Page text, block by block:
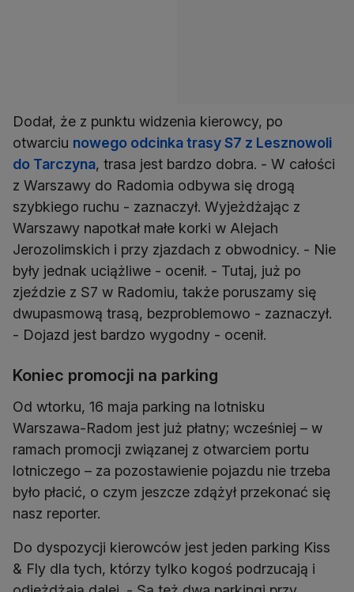
Dodał, że z punktu widzenia kierowcy, po
otwarciu nowego odcinka trasy S7 z Lesznowoli
do Tarczyna, trasa jest bardzo dobra. - W całości
z Warszawy do Radomia odbywa się drogą
szybkiego ruchu - zaznaczył. Wyjeżdżając z
Warszawy napotkał małe korki w Alejach
Jerozolimskich i przy zjazdach z obwodnicy. - Nie
były jednak uciążliwe - ocenił. - Tutaj, już po
zjeździe z S7 w Radomiu, także poruszamy się
dwupasmową trasą, bezproblemowo - zaznaczył.
- Dojazd jest bardzo wygodny - ocenił.
Koniec promocji na parking
Od wtorku, 16 maja parking na lotnisku
Warszawa-Radom jest już płatny; wcześniej – w
ramach promocji związanej z otwarciem portu
lotniczego – za pozostawienie pojazdu nie trzeba
było płacić, o czym jeszcze zdążył przekonać się
nasz reporter.
Do dyspozycji kierowców jest jeden parking Kiss
& Fly dla tych, którzy tylko kogoś podrzucają i